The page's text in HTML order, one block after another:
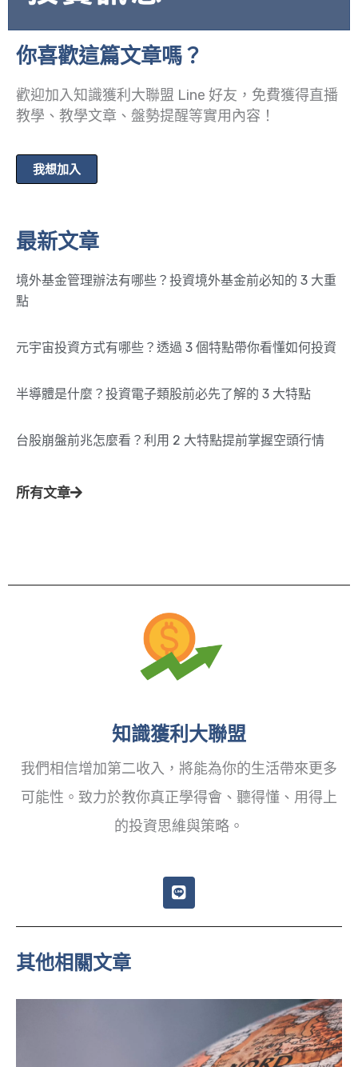
你喜歡這篇文章嗎？
歡迎加入知識獲利大聯盟 Line 好友，免費獲得直播
教學、教學文章、盤勢提醒等實用內容！
我想加入
最新文章
境外基金管理辦法有哪些？投資境外基金前必知的 3 大重
點
元宇宙投資方式有哪些？透過 3 個特點帶你看懂如何投資
半導體是什麼？投資電子類股前必先了解的 3 大特點
台股崩盤前兆怎麼看？利用 2 大特點提前掌握空頭行情
所有文章
知識獲利大聯盟
我們相信增加第二收入，將能為你的生活帶來更多
可能性。致力於教你真正學得會、聽得懂、用得上
的投資思維與策略。
L
i
e
其他相關文章